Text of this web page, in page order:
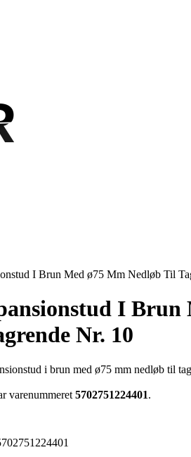
I Brun Med ø75 Mm Nedløb Til
I Brun
Nr. 10
i brun med ø75 mm nedløb til
varenummeret5702751224401.